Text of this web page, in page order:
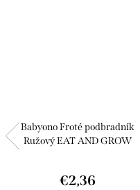
Babyono Froté podbradník
Ružový EAT AND GROW
€2,36